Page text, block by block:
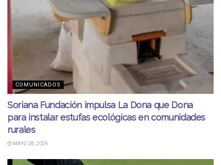
COMUNICADOS
Soriana Fundación impulsa La Dona que Dona
para instalar estufas ecológicas en comunidades
rurales
MAYO 28, 2026